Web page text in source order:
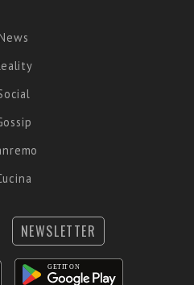
NEWSLETTER